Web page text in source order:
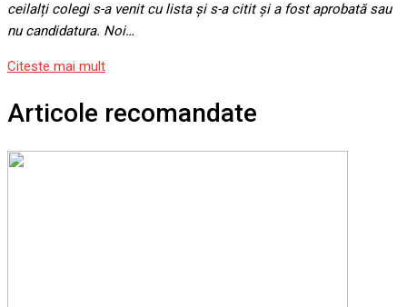
ceilalți colegi s-a venit cu lista și s-a citit și a fost aprobată sau
nu candidatura. Noi…
Citeste mai mult
Articole recomandate